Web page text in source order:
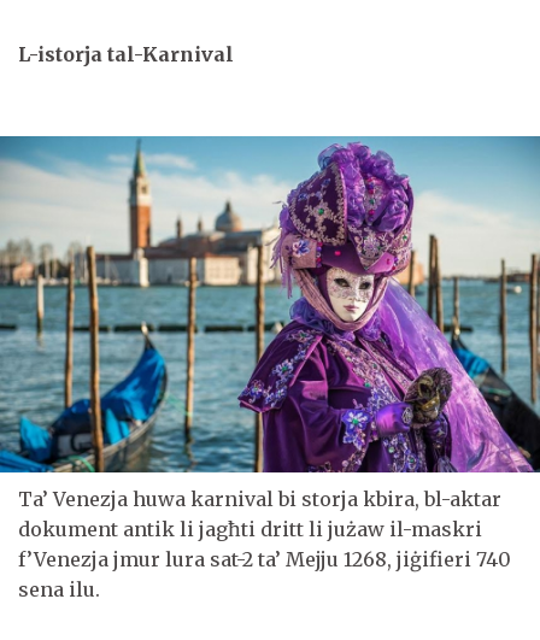
L-istorja tal-Karnival
Ta’ Venezja huwa karnival bi storja kbira, bl-aktar
dokument antik li jagħti dritt li jużaw il-maskri
f’Venezja jmur lura sat-2 ta’ Mejju 1268, jiġifieri 740
sena ilu.